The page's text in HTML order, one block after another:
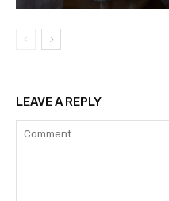
LEAVE A REPLY